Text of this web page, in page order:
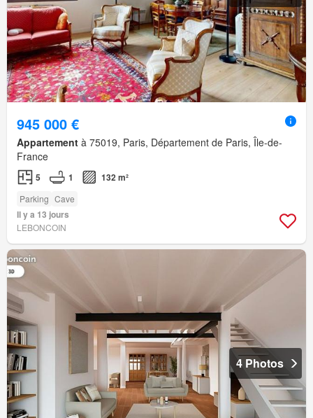
945 000 €
Appartement à 75019, Paris, Département de Paris, Île-de-
France
5 1 132 m²
Parking Cave
Il y a 13 jours
LEBONCOIN
4 Photos